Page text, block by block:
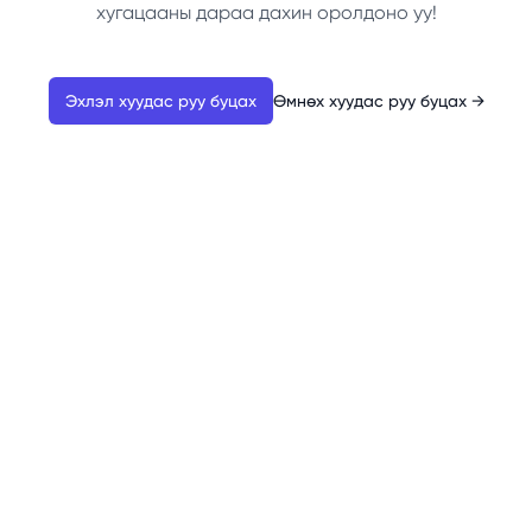
хугацааны дараа дахин оролдоно уу!
Эхлэл хуудас руу буцах Өмнөх хуудас руу буцах →